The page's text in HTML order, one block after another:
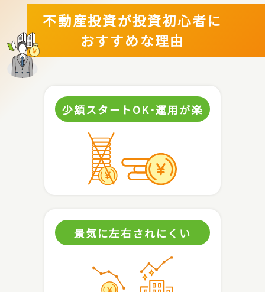
不動産投資が投資初心者に
おすすめな理由
少額スタートOK･運用が楽
景気に左右されにくい